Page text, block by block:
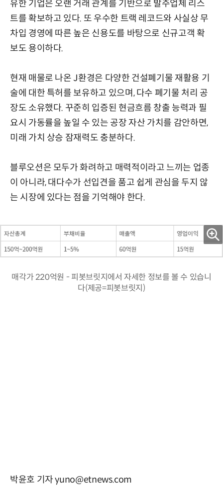
유한 기업은 오랜 거래 관계를 기반으로 발주업체 리스
트를 확보하고 있다. 또 우수한 트랙 레코드와 사실상 무
차입 경영에 따른 높은 신용도를 바탕으로 신규고객 확
보도 용이하다.
현재 매물로 나온 J환경은 다양한 건설폐기물 재활용 기
술에 대한 특허를 보유하고 있으며, 다수 폐기물 처리 공
장도 소유했다. 꾸준히 입증된 현금흐름 창출 능력과 필
요시 가동률을 높일 수 있는 공장 자산 가치를 감안하면,
미래 가치 상승 잠재력도 충분하다.
블루오션은 모두가 화려하고 매력적이라고 느끼는 업종
이 아니라, 대다수가 선입견을 품고 쉽게 관심을 두지 않
는 시장에 있다는 점을 기억해야 한다.
매각가 220억원 - 피봇브릿지에서 자세한 정보를 볼 수 있습니
다(제공=피봇브릿지)
박윤호 기자 yuno@etnews.com